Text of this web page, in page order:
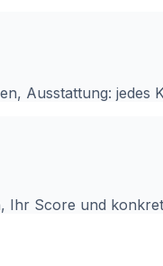
Ausstattung:
Score und